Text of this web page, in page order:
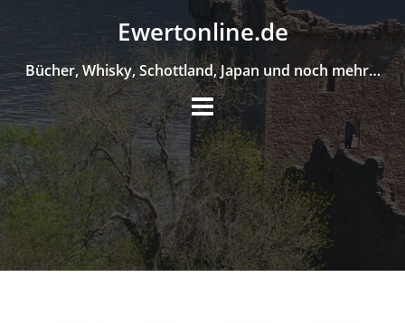
to
Ewertonline.de
Bücher, Whisky, Schottland, Japan und noch mehr…